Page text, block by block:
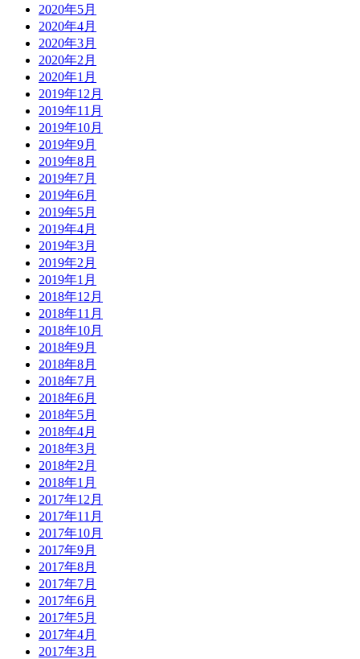
2020年5月
2020年4月
2020年3月
2020年2月
2020年1月
2019年12月
2019年11月
2019年10月
2019年9月
2019年8月
2019年7月
2019年6月
2019年5月
2019年4月
2019年3月
2019年2月
2019年1月
2018年12月
2018年11月
2018年10月
2018年9月
2018年8月
2018年7月
2018年6月
2018年5月
2018年4月
2018年3月
2018年2月
2018年1月
2017年12月
2017年11月
2017年10月
2017年9月
2017年8月
2017年7月
2017年6月
2017年5月
2017年4月
2017年3月